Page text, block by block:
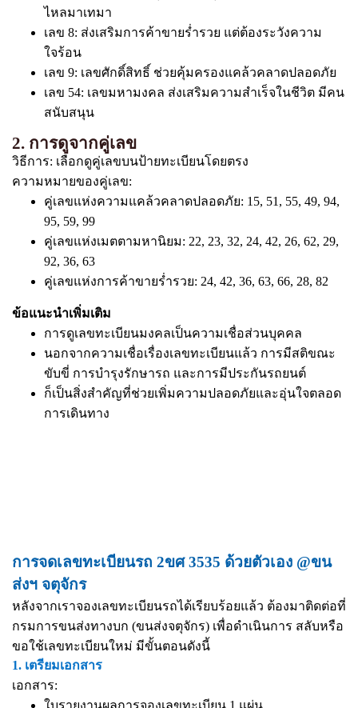
ไหลมาเทมา
เลข 8: ส่งเสริมการค้าขายร่ำรวย แต่ต้องระวังความ
ใจร้อน
เลข 9: เลขศักดิ์สิทธิ์ ช่วยคุ้มครองแคล้วคลาดปลอดภัย
เลข 54: เลขมหามงคล ส่งเสริมความสำเร็จในชีวิต มีคน
สนับสนุน
2. การดูจากคู่เลข
วิธีการ: เลือกดูคู่เลขบนป้ายทะเบียนโดยตรง
ความหมายของคู่เลข:
คู่เลขแห่งความแคล้วคลาดปลอดภัย: 15, 51, 55, 49, 94,
95, 59, 99
คู่เลขแห่งเมตตามหานิยม: 22, 23, 32, 24, 42, 26, 62, 29,
92, 36, 63
คู่เลขแห่งการค้าขายร่ำรวย: 24, 42, 36, 63, 66, 28, 82
ข้อแนะนำเพิ่มเติม
การดูเลขทะเบียนมงคลเป็นความเชื่อส่วนบุคคล
นอกจากความเชื่อเรื่องเลขทะเบียนแล้ว การมีสติขณะ
ขับขี่ การบำรุงรักษารถ และการมีประกันรถยนต์
ก็เป็นสิ่งสำคัญที่ช่วยเพิ่มความปลอดภัยและอุ่นใจตลอด
การเดินทาง
การจดเลขทะเบียนรถ 2ขศ 3535 ด้วยตัวเอง @ขน
ส่งฯ จตุจักร
หลังจากเราจองเลขทะเบียนรถได้เรียบร้อยแล้ว ต้องมาติดต่อที่
กรมการขนส่งทางบก (ขนส่งจตุจักร) เพื่อดำเนินการ สลับหรือ
ขอใช้เลขทะเบียนใหม่ มีขั้นตอนดังนี้
1. เตรียมเอกสาร
เอกสาร:
ใบรายงานผลการจองเลขทะเบียน 1 แผ่น